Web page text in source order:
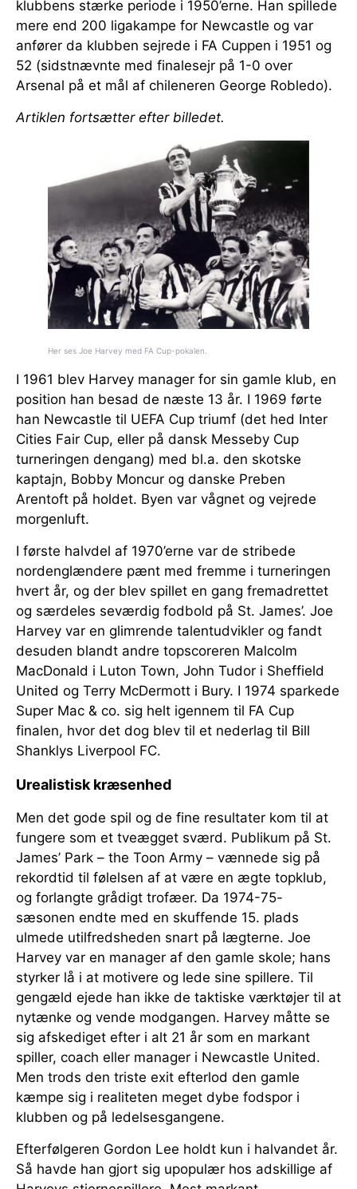
klubbens stærke periode i 1950’erne. Han spillede
mere end 200 ligakampe for Newcastle og var
anfører da klubben sejrede i FA Cuppen i 1951 og
52 (sidstnævnte med finalesejr på 1-0 over
Arsenal på et mål af chileneren George Robledo).
Artiklen fortsætter efter billedet.
Her ses Joe Harvey med FA Cup-pokalen.
I 1961 blev Harvey manager for sin gamle klub, en
position han besad de næste 13 år. I 1969 førte
han Newcastle til UEFA Cup triumf (det hed Inter
Cities Fair Cup, eller på dansk Messeby Cup
turneringen dengang) med bl.a. den skotske
kaptajn, Bobby Moncur og danske Preben
Arentoft på holdet. Byen var vågnet og vejrede
morgenluft.
I første halvdel af 1970’erne var de stribede
nordenglændere pænt med fremme i turneringen
hvert år, og der blev spillet en gang fremadrettet
og særdeles seværdig fodbold på St. James’. Joe
Harvey var en glimrende talentudvikler og fandt
desuden blandt andre topscoreren Malcolm
MacDonald i Luton Town, John Tudor i Sheffield
United og Terry McDermott i Bury. I 1974 sparkede
Super Mac & co. sig helt igennem til FA Cup
finalen, hvor det dog blev til et nederlag til Bill
Shanklys Liverpool FC.
Urealistisk kræsenhed
Men det gode spil og de fine resultater kom til at
fungere som et tveægget sværd. Publikum på St.
James’ Park – the Toon Army – vænnede sig på
rekordtid til følelsen af at være en ægte topklub,
og forlangte grådigt trofæer. Da 1974-75-
sæsonen endte med en skuffende 15. plads
ulmede utilfredsheden snart på lægterne. Joe
Harvey var en manager af den gamle skole; hans
styrker lå i at motivere og lede sine spillere. Til
gengæld ejede han ikke de taktiske værktøjer til at
nytænke og vende modgangen. Harvey måtte se
sig afskediget efter i alt 21 år som en markant
spiller, coach eller manager i Newcastle United.
Men trods den triste exit efterlod den gamle
kæmpe sig i realiteten meget dybe fodspor i
klubben og på ledelsesgangene.
Efterfølgeren Gordon Lee holdt kun i halvandet år.
Så havde han gjort sig upopulær hos adskillige af